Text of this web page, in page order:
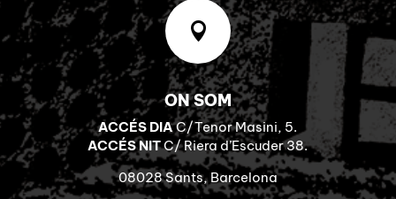

ON SOM
ACCÉS DIAC/Tenor Masini, 5.
ACCÉS NITC/ Riera d’Escuder 38.
08028 Sants, Barcelona